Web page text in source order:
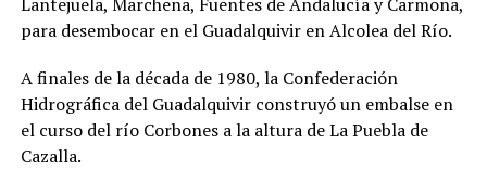
para desembocar en el Guadalquivir en Alcolea del Río.
A finales de la década de 1980, la Confederación
Hidrográfica del Guadalquivir construyó un embalse en
el curso del río Corbones a la altura de La Puebla de
Cazalla.